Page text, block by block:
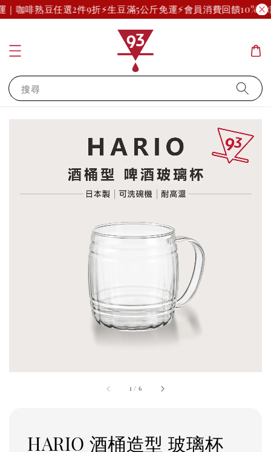
咖啡熟豆任選2件9折⚡生豆滿5公斤免運⚡會員消費回饋10%起(
搜尋
1 / 6
HARIO 酒桶造型 玻璃杯